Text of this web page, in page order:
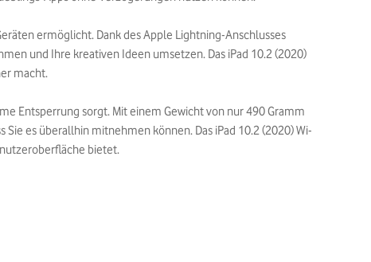
ermöglicht. Dank des Apple Lightning-Anschlusses
und Ihre kreativen Ideen umsetzen. Das iPad 10.2 (2020)
macht.
Entsperrung sorgt. Mit einem Gewicht von nur 490 Gramm
es überallhin mitnehmen können. Das iPad 10.2 (2020) Wi-
bietet.